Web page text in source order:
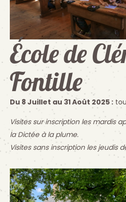
École de
Fontille
Du 8 Juillet au 31 Août 2025 :
Visites sur inscription les mardis
la Dictée à la plume.
Visites sans inscription les jeudis